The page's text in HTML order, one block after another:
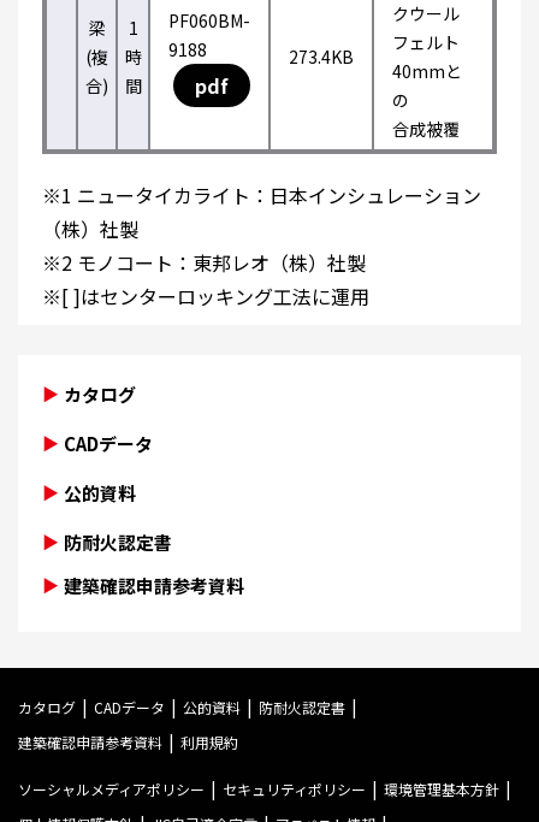
梁
(複
合)
1
時
間
PF060BM-
9188
pdf
273.4KB
クウール
フェルト
40mmと
の
合成被覆
※1 ニュータイカライト：日本インシュレーション
（株）社製
※2 モノコート：東邦レオ（株）社製
※[ ]はセンターロッキング工法に運用
カタログ
CADデータ
公的資料
防耐火認定書
建築確認申請参考資料
カタログ CADデータ 公的資料
防耐火認定書
建築確認申請参考資料
利用規約
ソーシャルメディアポリシー セキュリティポリシー
環境管理基本方針